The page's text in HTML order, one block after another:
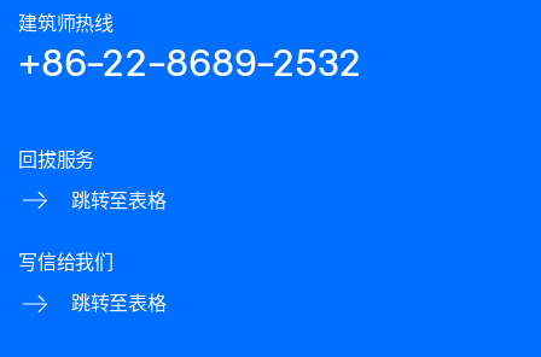
建筑师热线
+86-22-8689-2532
回拔服务
跳转至表格
写信给我们
跳转至表格